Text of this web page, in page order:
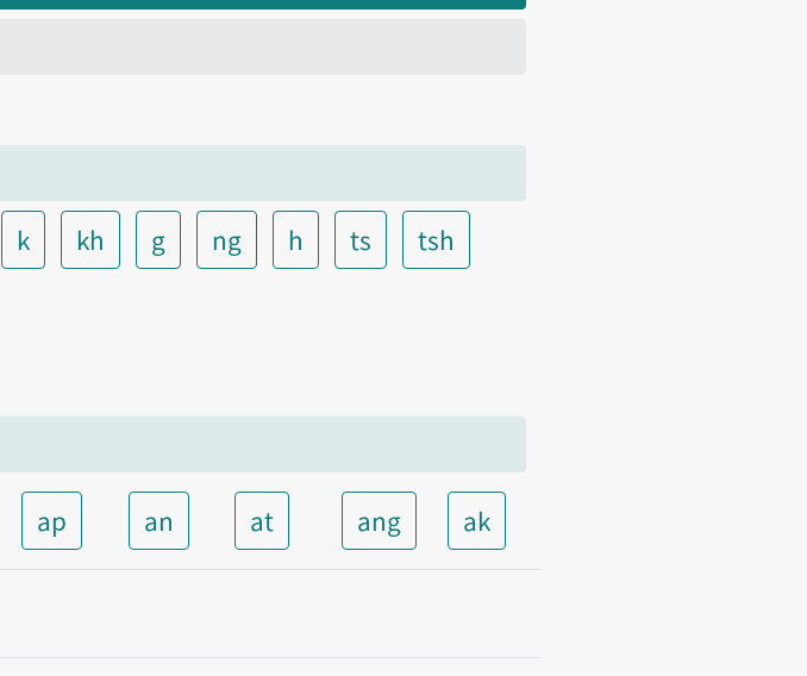
k kh g ng h ts
tsh
ap an at ang ak